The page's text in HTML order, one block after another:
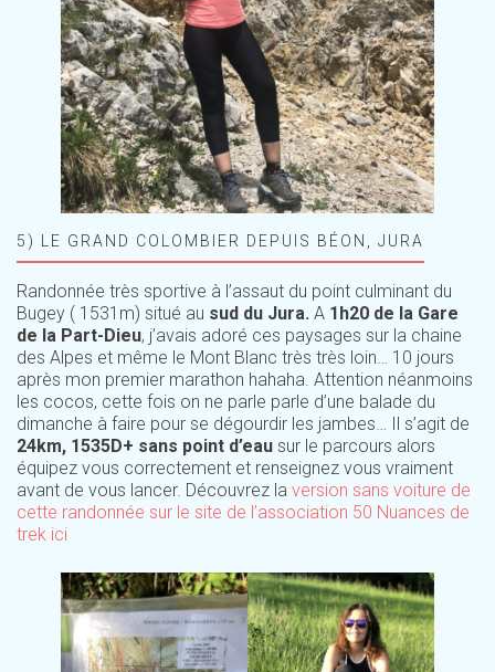
5) LE GRAND COLOMBIER DEPUIS BÉON, JURA
Randonnée très sportive à l’assaut du point culminant du
Bugey ( 1531m) situé au sud du Jura. A 1h20 de la Gare
de la Part-Dieu, j’avais adoré ces paysages sur la chaine
des Alpes et même le Mont Blanc très très loin… 10 jours
après mon premier marathon hahaha. Attention néanmoins
les cocos, cette fois on ne parle parle d’une balade du
dimanche à faire pour se dégourdir les jambes… Il s’agit de
24km, 1535D+ sans point d’eau sur le parcours alors
équipez vous correctement et renseignez vous vraiment
avant de vous lancer. Découvrez la version sans voiture de
cette randonnée sur le site de l’association 50 Nuances de
trek ici